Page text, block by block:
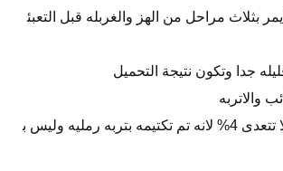
مميزات الفحم 1 يمر بثلاث مراحل من الهز والغربله قبل التعبئ
4 نسبة الرطوبه لا تتعدى 4% لانه تم تكتيمه بتربه رمليه وليس ب